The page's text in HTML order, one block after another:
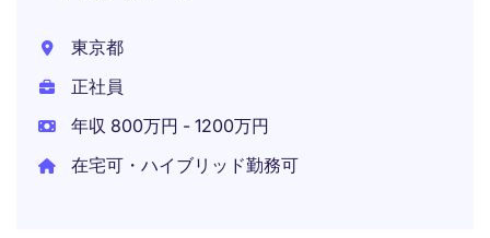
東京都
正社員
年収 800万円 - 1200万円
在宅可・ハイブリッド勤務可